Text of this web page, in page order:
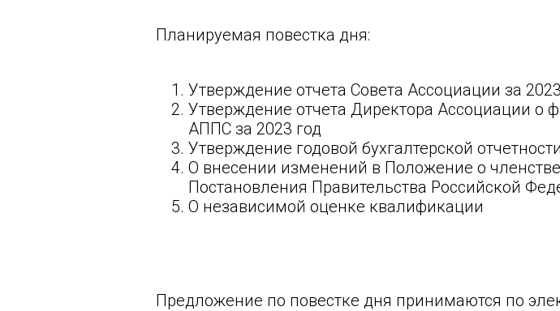
Планируемая повестка дня:
Утверждение отчета Совета Ассоциации за
Утверждение отчета Директора Ассоциации о
АППС за 2023 год
Утверждение годовой бухгалтерской
О внесении изменений в Положение о
Постановления Правительства Российской
О независимой оценке квалификации
Предложение по повестке дня принимаются по